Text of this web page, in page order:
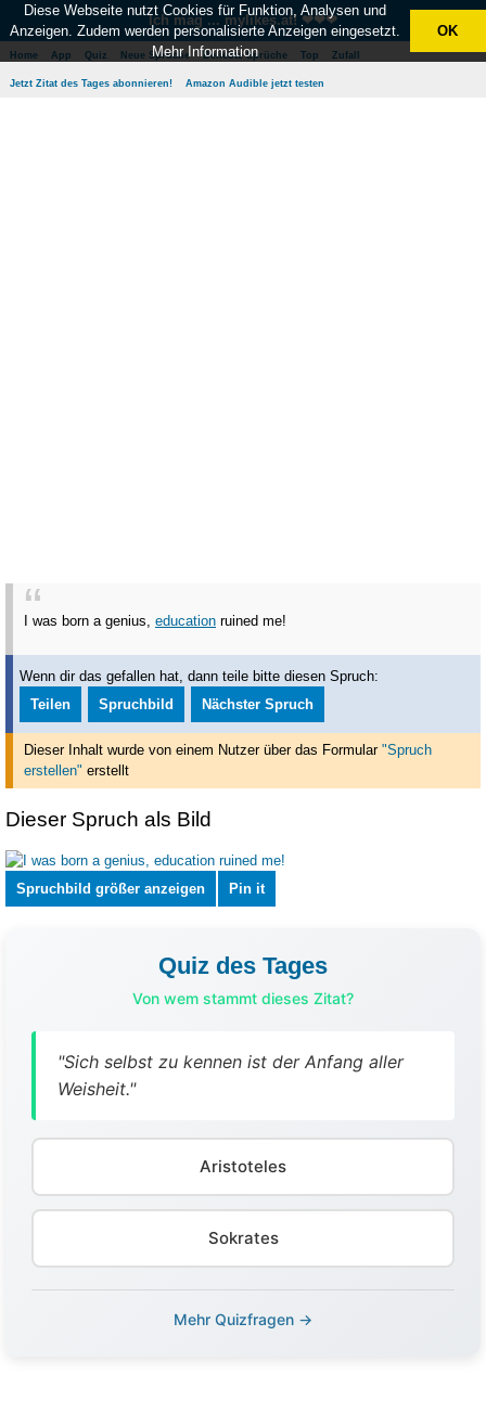
Ich mag ... mylikes.at! ❤❤❤
Home App Quiz Neue Sprüche Beliebte Sprüche Top Zufall
Jetzt Zitat des Tages abonnieren! Amazon Audible jetzt testen
I was born a genius, education ruined me!
Wenn dir das gefallen hat, dann teile bitte diesen Spruch:
Teilen
Spruchbild Nächster Spruch
Dieser Inhalt wurde von einem Nutzer über das Formular "Spruch
erstellen" erstellt
Dieser Spruch als Bild
Spruchbild größer anzeigen Pin it
Quiz des Tages
Von wem stammt dieses Zitat?
"Sich selbst zu kennen ist der Anfang aller
Weisheit."
Aristoteles
Sokrates
Mehr Quizfragen →
Diese Webseite nutzt Cookies für Funktion, Analysen und
Anzeigen. Zudem werden personalisierte Anzeigen eingesetzt.
Mehr Information
OK